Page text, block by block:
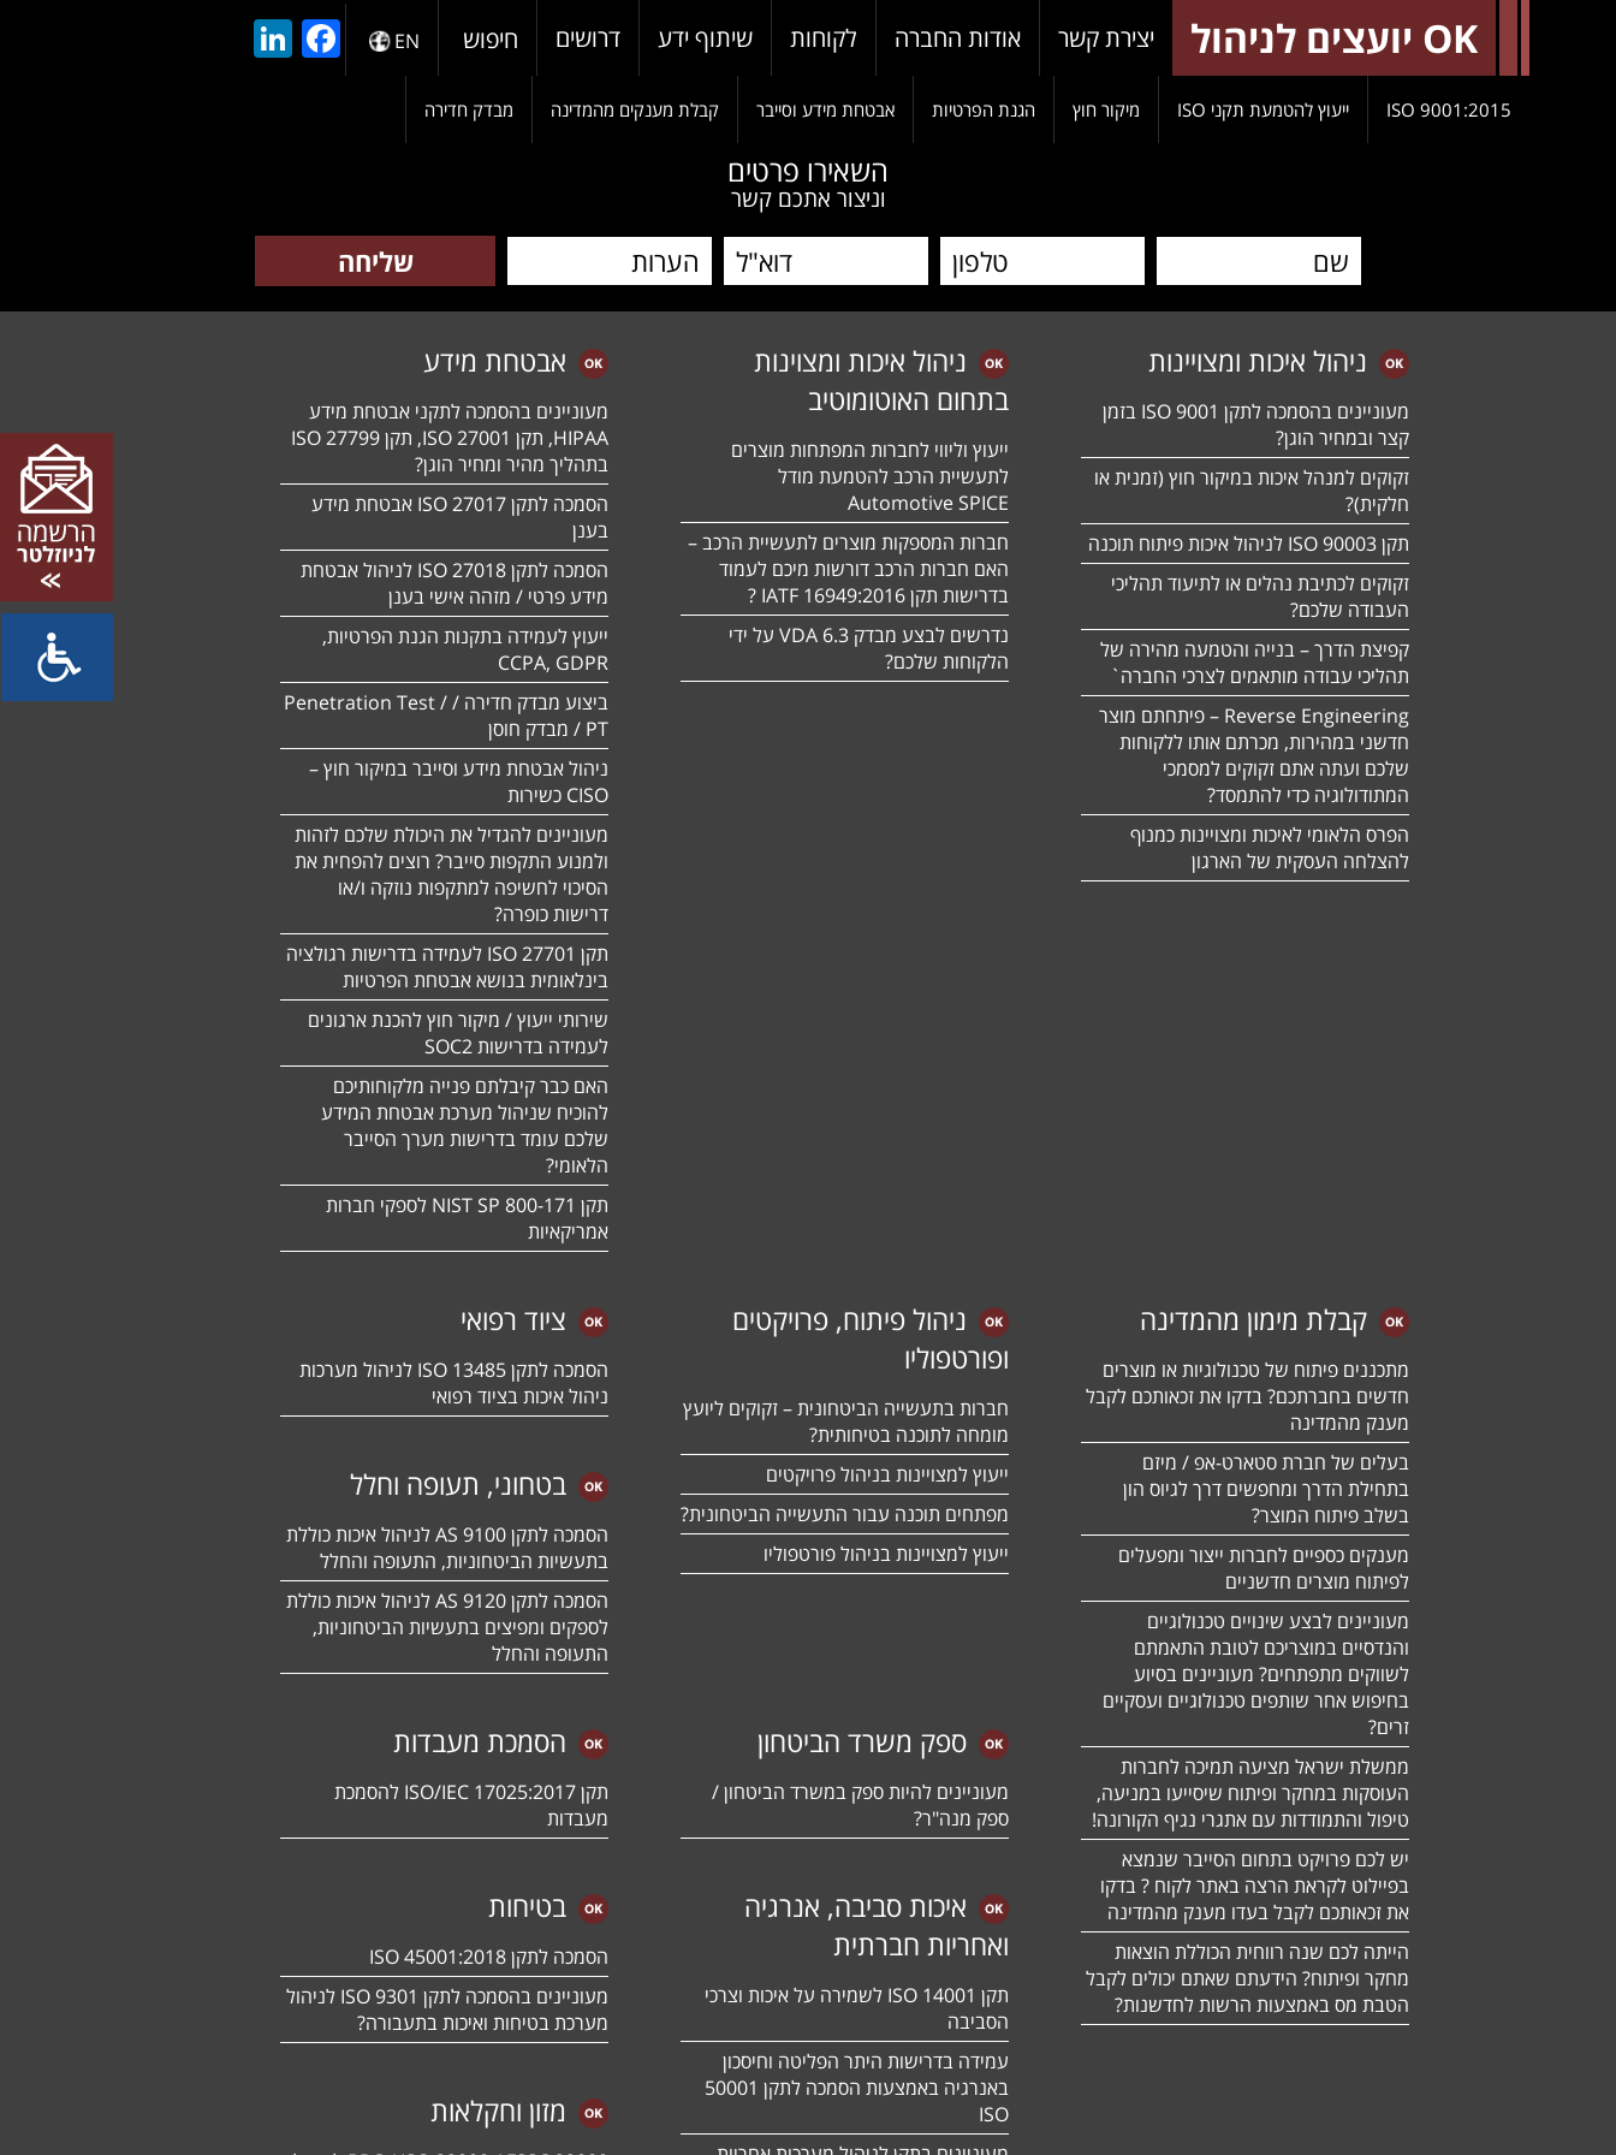
OK יועצים לניהול יצירת קשר אודות החברה לקוחות שיתוף ידע דרושים חיפוש EN
Facebook
9001:2015 ISO ייעוץ להטמעת תקני ISO מיקור חוץ הגנת הפרטיות אבטחת מידע וסייבר קבלת מענקים מהמדינה מבדק חדירה
השאירו פרטים
וניצור אתכם קשר
ניהול איכות ומצויינות
מעוניינים בהסמכה לתקן ISO 9001 בזמן
קצר ובמחיר הוגן?
זקוקים למנהל איכות במיקור חוץ (זמנית או
חלקית)?
תקן ISO 90003 לניהול איכות פיתוח תוכנה
זקוקים לכתיבת נהלים או לתיעוד תהליכי
העבודה שלכם?
קפיצת הדרך – בנייה והטמעה מהירה של
תהליכי עבודה מותאמים לצרכי החברה`
Reverse Engineering – פיתחתם מוצר
חדשני במהירות, מכרתם אותו ללקוחות
שלכם ועתה אתם זקוקים למסמכי
המתודולוגיה כדי להתמסד?
הפרס הלאומי לאיכות ומצויינות כמנוף
להצלחה העסקית של הארגון
ניהול איכות ומצוינות
בתחום האוטומוטיב
ייעוץ וליווי לחברות המפתחות מוצרים
לתעשיית הרכב להטמעת מודל
Automotive SPICE
חברות המספקות מוצרים לתעשיית הרכב –
האם חברות הרכב דורשות מיכם לעמוד
בדרישות תקן 16949:2016 IATF ?
נדרשים לבצע מבדק VDA 6.3 על ידי
הלקוחות שלכם?
אבטחת מידע
מעוניינים בהסמכה לתקני אבטחת מידע
בתהליך מהיר ומחיר הוגן?
הסמכה לתקן 27017 ISO אבטחת מידע
בענן
הסמכה לתקן ISO 27018 לניהול אבטחת
מידע פרטי / מזהה אישי בענן
ייעוץ לעמידה בתקנות הגנת הפרטיות,
CCPA, GDPR
ביצוע מבדק חדירה / Penetration Test /
PT / מבדק חוסן
ניהול אבטחת מידע וסייבר במיקור חוץ –
CISO כשירות
מעוניינים להגדיל את היכולת שלכם לזהות
ולמנוע התקפות סייבר? רוצים להפחית את
הסיכוי לחשיפה למתקפות נוזקה ו/או
דרישות כופרה?
תקן 27701 ISO לעמידה בדרישות רגולציה
בינלאומית בנושא אבטחת הפרטיות
שירותי ייעוץ / מיקור חוץ להכנת ארגונים
לעמידה בדרישות SOC2
האם כבר קיבלתם פנייה מלקוחותיכם
להוכיח שניהול מערכת אבטחת המידע
שלכם עומד בדרישות מערך הסייבר
הלאומי?
תקן NIST SP 800-171 לספקי חברות
אמריקאיות
קבלת מימון מהמדינה
מתכננים פיתוח של טכנולוגיות או מוצרים
חדשים בחברתכם? בדקו את זכאותכם לקבל
מענק מהמדינה
בעלים של חברת סטארט-אפ / מיזם
בתחילת הדרך ומחפשים דרך לגיוס הון
בשלב פיתוח המוצר?
מענקים כספיים לחברות ייצור ומפעלים
לפיתוח מוצרים חדשניים
מעוניינים לבצע שינויים טכנולוגיים
והנדסיים במוצריכם לטובת התאמתם
לשווקים מתפתחים? מעוניינים בסיוע
בחיפוש אחר שותפים טכנולוגיים ועסקיים
זרים?
ממשלת ישראל מציעה תמיכה לחברות
העוסקות במחקר ופיתוח שיסייעו במניעה,
טיפול והתמודדות עם אתגרי נגיף הקורונה!
יש לכם פרויקט בתחום הסייבר שנמצא
בפיילוט לקראת הרצה באתר לקוח ? בדקו
את זכאותכם לקבל בעדו מענק מהמדינה
הייתה לכם שנה רווחית הכוללת הוצאות
מחקר ופיתוח? הידעתם שאתם יכולים לקבל
הטבת מס באמצעות הרשות לחדשנות?
ניהול פיתוח, פרויקטים
ופורטפוליו
חברות בתעשייה הביטחונית – זקוקים ליועץ
מומחה לתוכנה בטיחותית?
ייעוץ למצויינות בניהול פרויקטים
מפתחים תוכנה עבור התעשייה הביטחונית?
ייעוץ למצויינות בניהול פורטפוליו
ציוד רפואי
הסמכה לתקן 13485 ISO לניהול מערכות
ניהול איכות בציוד רפואי
בטחוני, תעופה וחלל
הסמכה לתקן 9100 AS לניהול איכות כוללת
בתעשיות הביטחוניות, התעופה והחלל
הסמכה לתקן 9120 AS לניהול איכות כוללת
לספקים ומפיצים בתעשיות הביטחוניות,
התעופה והחלל
ספק משרד הביטחון
מעוניינים להיות ספק במשרד הביטחון /
ספק מנה"ר?
הסמכת מעבדות
תקן ISO/IEC 17025:2017 להסמכת
מעבדות
איכות סביבה, אנרגיה
ואחריות חברתית
תקן ISO 14001 לשמירה על איכות וצרכי
הסביבה
עמידה בדרישות היתר הפליטה וחיסכון
באנרגיה באמצעות הסמכה לתקן 50001
ISO
בטיחות
הסמכה לתקן ISO 45001:2018
מעוניינים בהסמכה לתקן ISO 9301 לניהול
מערכת בטיחות ואיכות בתעבורה?
מזון וחקלאות